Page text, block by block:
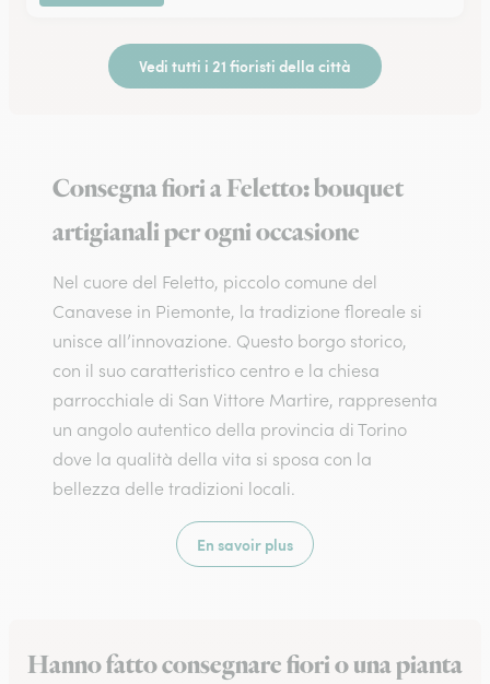
Vedi tutti i 21 fioristi della città
Consegna fiori a Feletto: bouquet
artigianali per ogni occasione
Nel cuore del Feletto, piccolo comune del
Canavese in Piemonte, la tradizione floreale si
unisce all’innovazione. Questo borgo storico,
con il suo caratteristico centro e la chiesa
parrocchiale di San Vittore Martire, rappresenta
un angolo autentico della provincia di Torino
dove la qualità della vita si sposa con la
bellezza delle tradizioni locali.
En savoir plus
Hanno fatto consegnare fiori o una pianta